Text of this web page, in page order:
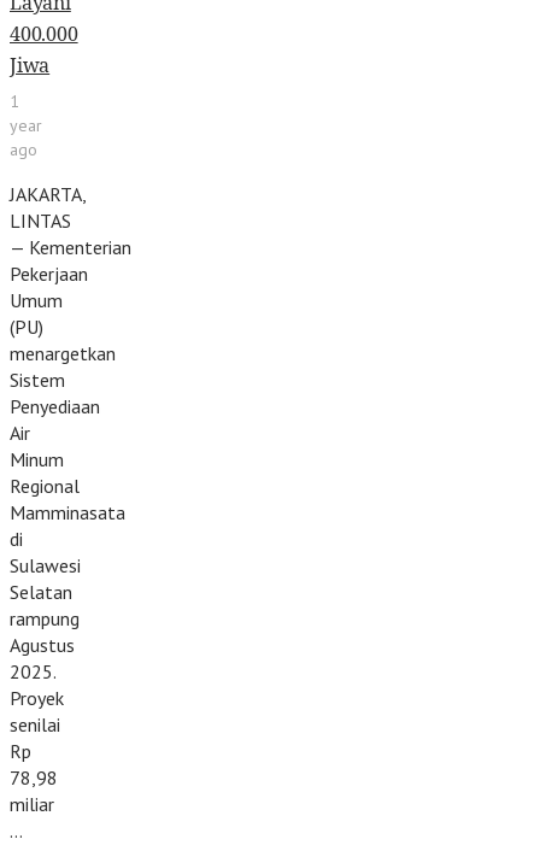
400.000
Jiwa
1
year
ago
JAKARTA,
LINTAS
— Kementerian
Pekerjaan
Umum
(PU)
menargetkan
Sistem
Penyediaan
Air
Minum
Regional
Mamminasata
di
Sulawesi
Selatan
rampung
Agustus
2025.
Proyek
senilai
Rp
78,98
miliar
…